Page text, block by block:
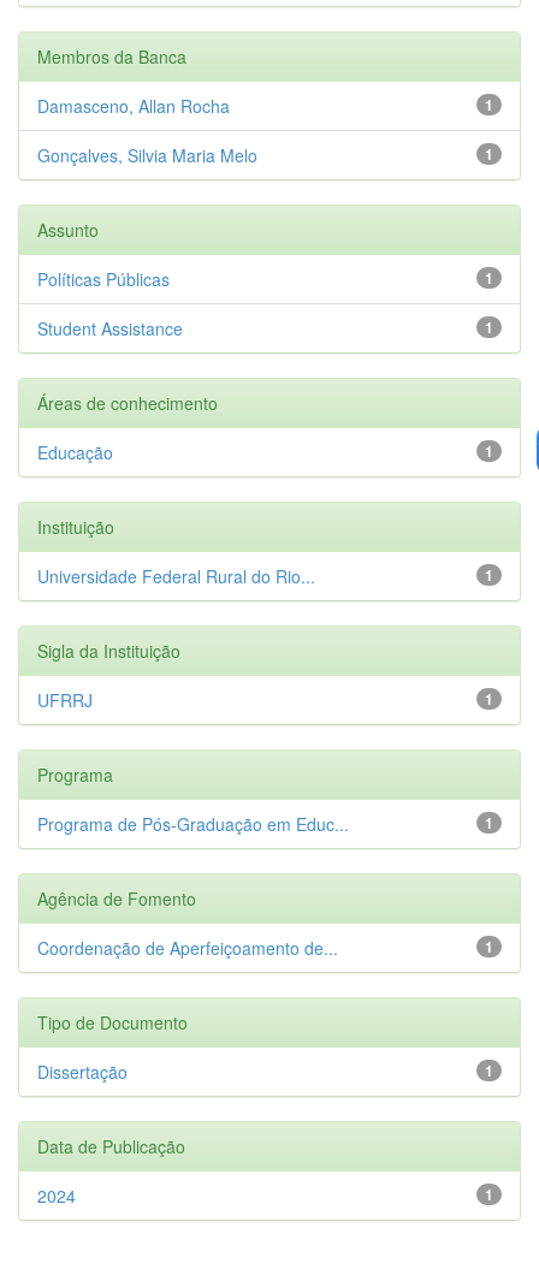
Membros da Banca
1
Damasceno, Allan Rocha
1
Gonçalves, Silvia Maria Melo
Assunto
1
Políticas Públicas
1
Student Assistance
Áreas de conhecimento
1
Educação
Instituição
1
Universidade Federal Rural do Rio...
Sigla da Instituição
1
UFRRJ
Programa
1
Programa de Pós-Graduação em Educ...
Agência de Fomento
1
Coordenação de Aperfeiçoamento de...
Tipo de Documento
1
Dissertação
Data de Publicação
1
2024